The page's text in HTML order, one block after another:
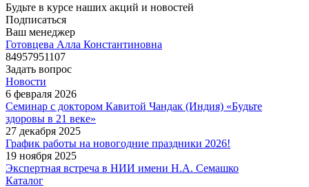
Будьте в курсе наших акций и новостей
Подписаться
Ваш менеджер
Готовцева Алла Константиновна
84957951107
Задать вопрос
Новости
6 февраля 2026
Семинар с доктором Кавитой Чандак (Индия) «Будьте
здоровы в 21 веке»
27 декабря 2025
График работы на новогодние праздники 2026!
19 ноября 2025
Экспертная встреча в НИИ имени Н.А. Семашко
Каталог